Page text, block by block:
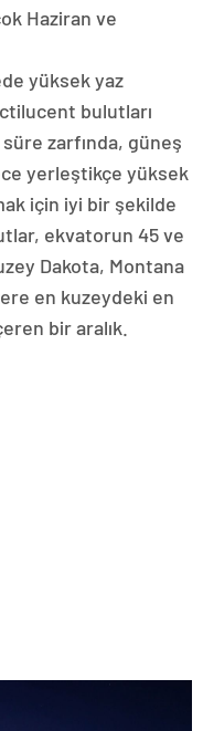
Haziran ve
yüksek yaz
bulutları
zarfında, güneş
yerleştikçe yüksek
için iyi bir şekilde
ekvatorun 45 ve
Dakota, Montana
en kuzeydeki en
bir aralık.